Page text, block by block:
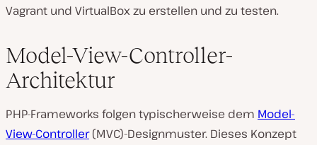
Vagrant und VirtualBox zu erstellen und zu testen.
Model-View-Controller-
Architektur
PHP-Frameworks folgen typischerweise dem Model-
View-Controller(MVC)-Designmuster. Dieses Konzept